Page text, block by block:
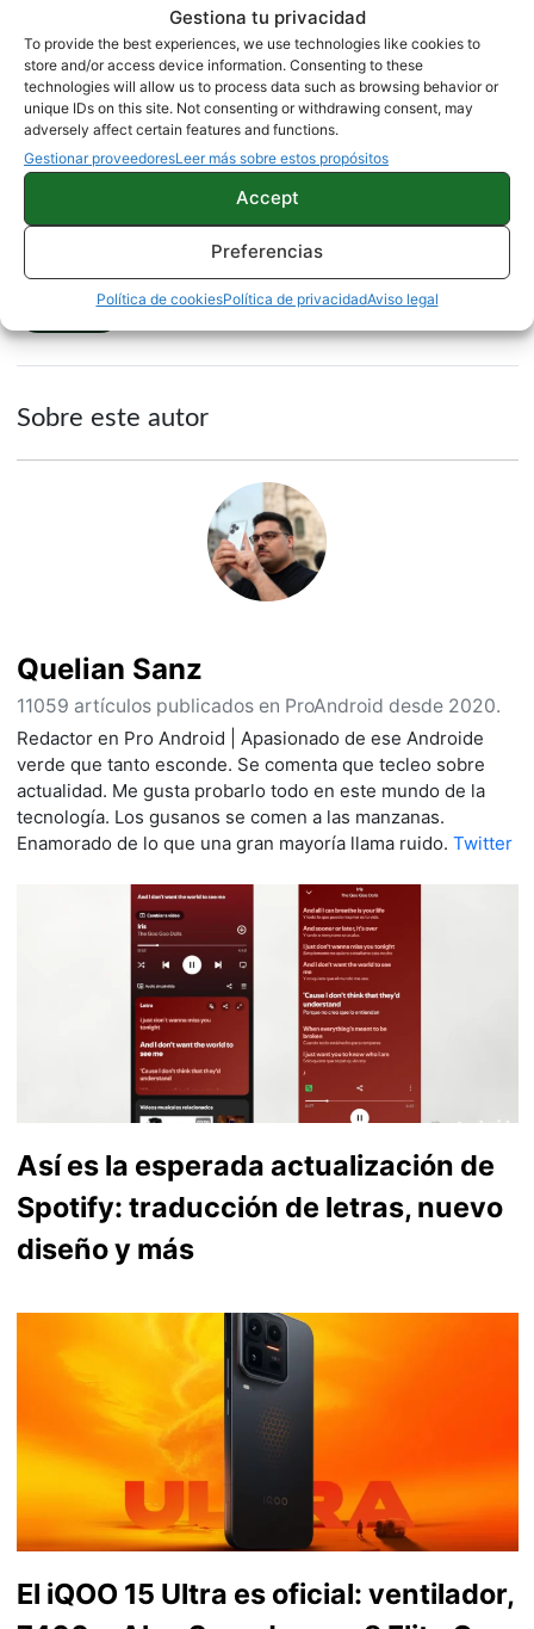
Gestiona tu privacidad
To provide the best experiences, we use technologies like cookies to
store and/or access device information. Consenting to these
technologies will allow us to process data such as browsing behavior or
unique IDs on this site. Not consenting or withdrawing consent, may
adversely affect certain features and functions.
Gestionar proveedoresLeer más sobre estos propósitos
Accept
Preferencias
Política de cookiesPolítica de privacidadAviso legal
para poder confirmar todos los detalles sobre estos
Google Pixel 3a y 3a XL de gama media. Si estás
preguntando por el precio,ya se ha filtrado en
varias ocasionesy no hay buenas noticias para los
usuarios que esperan móviles muy baratos.
Fuente |Evan Blass
NOTICIAS
Sobre este autor
Quelian Sanz
11059 artículos publicados en ProAndroid desde 2020.
Redactor en Pro Android | Apasionado de ese Androide
verde que tanto esconde. Se comenta que tecleo sobre
actualidad. Me gusta probarlo todo en este mundo de la
tecnología. Los gusanos se comen a las manzanas.
Enamorado de lo que una gran mayoría llama ruido. Twitter
Así es la esperada actualización de
Spotify: traducción de letras, nuevo
diseño y más
El iQOO 15 Ultra es oficial: ventilador,